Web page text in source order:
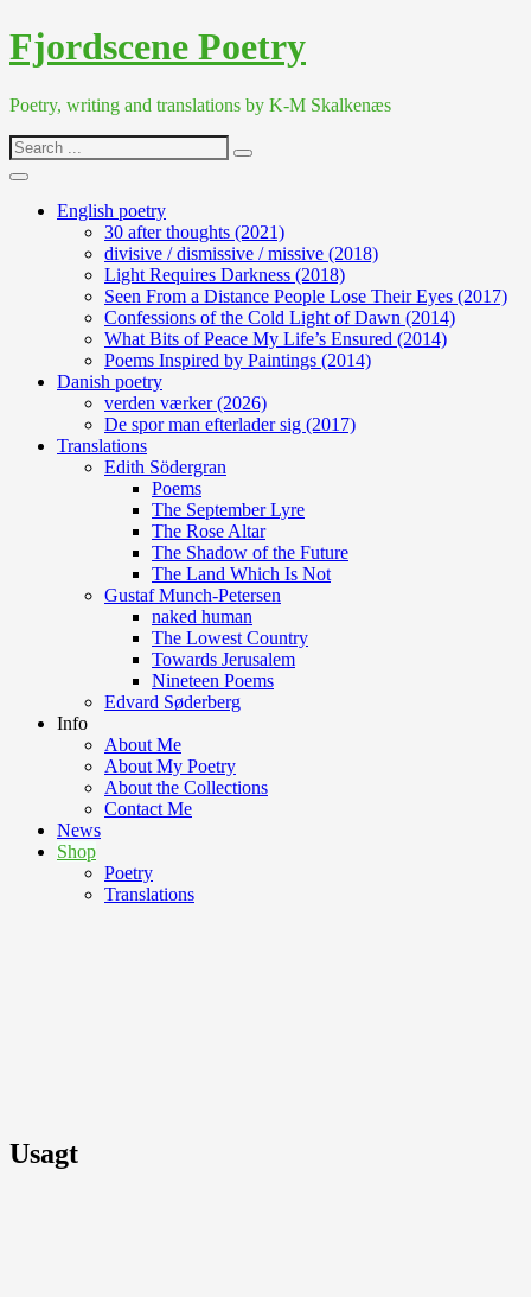
Skip
to
Fjordscene Poetry
Poetry, writing and translations by K-M Skalkenæs
Search
for:
English poetry
30 after thoughts (2021)
divisive / dismissive / missive (2018)
Light Requires Darkness (2018)
Seen From a Distance People Lose Their Eyes (2017)
Confessions of the Cold Light of Dawn (2014)
What Bits of Peace My Life’s Ensured (2014)
Poems Inspired by Paintings (2014)
Danish poetry
verden værker (2026)
De spor man efterlader sig (2017)
Translations
Edith Södergran
Poems
The September Lyre
The Rose Altar
The Shadow of the Future
The Land Which Is Not
Gustaf Munch-Petersen
naked human
The Lowest Country
Towards Jerusalem
Nineteen Poems
Edvard Søderberg
Info
About Me
About My Poetry
About the Collections
Contact Me
News
Shop
Poetry
Translations
Usagt